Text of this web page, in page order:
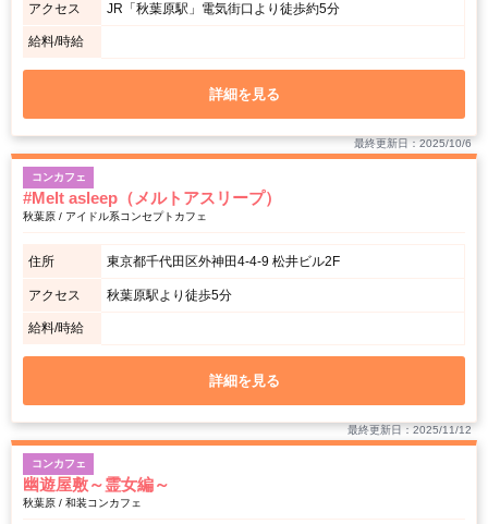
アクセス JR「秋葉原駅」電気街口より徒歩約5分
給料/時給
詳細を見る
最終更新日：2025/10/6
コンカフェ
#Melt asleep（メルトアスリープ）
秋葉原 / アイドル系コンセプトカフェ
住所 東京都千代田区外神田4-4-9 松井ビル2F
アクセス 秋葉原駅より徒歩5分
給料/時給
詳細を見る
最終更新日：2025/11/12
コンカフェ
幽遊屋敷～霊女編～
秋葉原 / 和装コンカフェ